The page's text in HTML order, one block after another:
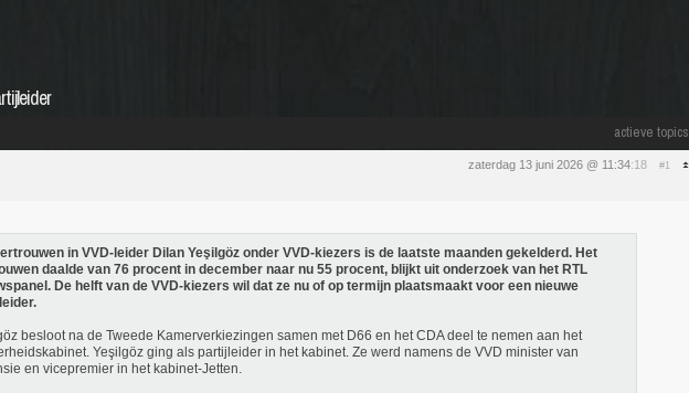
actieve topics
zaterdag 13 juni 2026 @ 11:34:18 #1
in VVD-leider Dilan Yeşilgöz onder VVD-kiezers is de laatste maanden gekelderd. Het
daalde van 76 procent in december naar nu 55 procent, blijkt uit onderzoek van het RTL
De helft van de VVD-kiezers wil dat ze nu of op termijn plaatsmaakt voor een nieuwe
besloot na de Tweede Kamerverkiezingen samen met D66 en het CDA deel te nemen aan het
Yeşilgöz ging als partijleider in het kabinet. Ze werd namens de VVD minister van
en vicepremier in het kabinet-Jetten.